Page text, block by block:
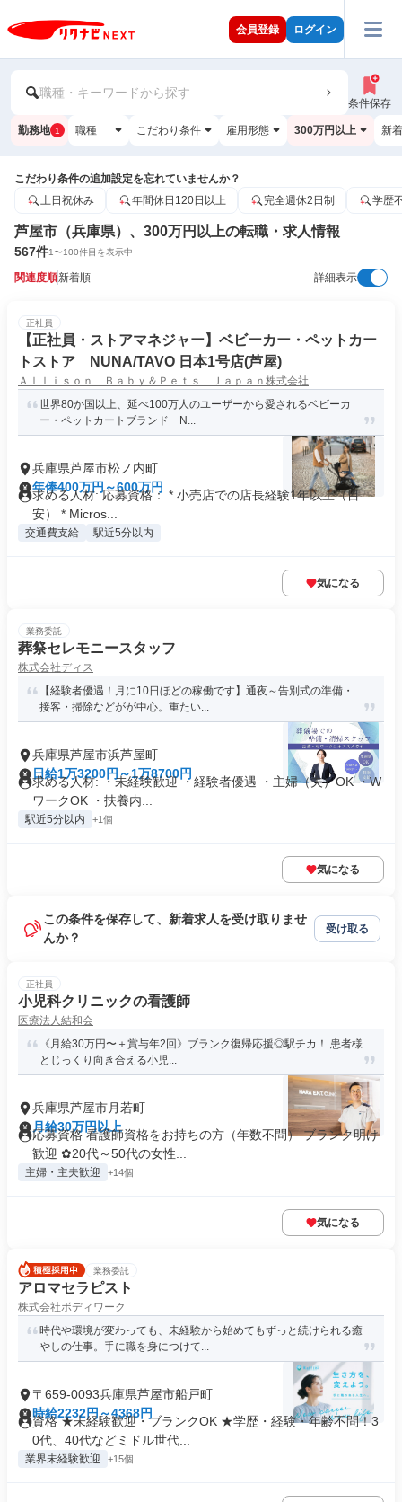
会員登録 ログイン
職種・キーワードから探す
条件保存
勤務地 1 職種 こだわり条件 雇用形態 300万円以上 新
こだわり条件の追加設定を忘れていませんか？
土日祝休み
年間休日120日以上 完全週休2日制 学歴
芦屋市（兵庫県）、300万円以上の転職・求人情報
567件1〜100件目を表示中
関連度順新着順 詳細表示
正社員
【正社員・ストアマネジャー】ベビーカー・ペットカー
トストア NUNA/TAVO 日本1号店(芦屋)
Ａｌｌｉｓｏｎ Ｂａｂｙ＆Ｐｅｔｓ Ｊａｐａｎ株式会社
世界80か国以上、延べ100万人のユーザーから愛されるベビーカ
ー・ペットカートブランド N...
兵庫県芦屋市松ノ内町
年俸400万円～600万円
求める人材: 応募資格： * 小売店での店長経験1年以上（目
安） * Micros...
交通費支給 駅近5分以内
気になる
業務委託
葬祭セレモニースタッフ
株式会社ディス
【経験者優遇！月に10日ほどの稼働です】通夜～告別式の準備・
接客・掃除などがが中心。重たい...
兵庫県芦屋市浜芦屋町
日給1万3200円～1万8700円
求める人材: ・未経験歓迎 ・経験者優遇 ・主婦（夫）OK ・W
ワークOK ・扶養内...
駅近5分以内 +1個
気になる
この条件を保存して、新着求人を受け取りませ
んか？
受け取る
正社員
小児科クリニックの看護師
医療法人結和会
《月給30万円〜＋賞与年2回》ブランク復帰応援◎駅チカ！ 患者様
とじっくり向き合える小児...
兵庫県芦屋市月若町
月給30万円以上
応募資格 看護師資格をお持ちの方（年数不問） ブランク明け
歓迎 ✿20代～50代の女性...
主婦・主夫歓迎 +14個
気になる
業務委託
アロマセラピスト
株式会社ボディワーク
時代や環境が変わっても、未経験から始めてもずっと続けられる癒
やしの仕事。手に職を身につけて...
〒659-0093兵庫県芦屋市船戸町
時給2232円～4368円
資格 ★未経験歓迎・ブランクOK ★学歴・経験・年齢不問！3
0代、40代などミドル世代...
業界未経験歓迎 +15個